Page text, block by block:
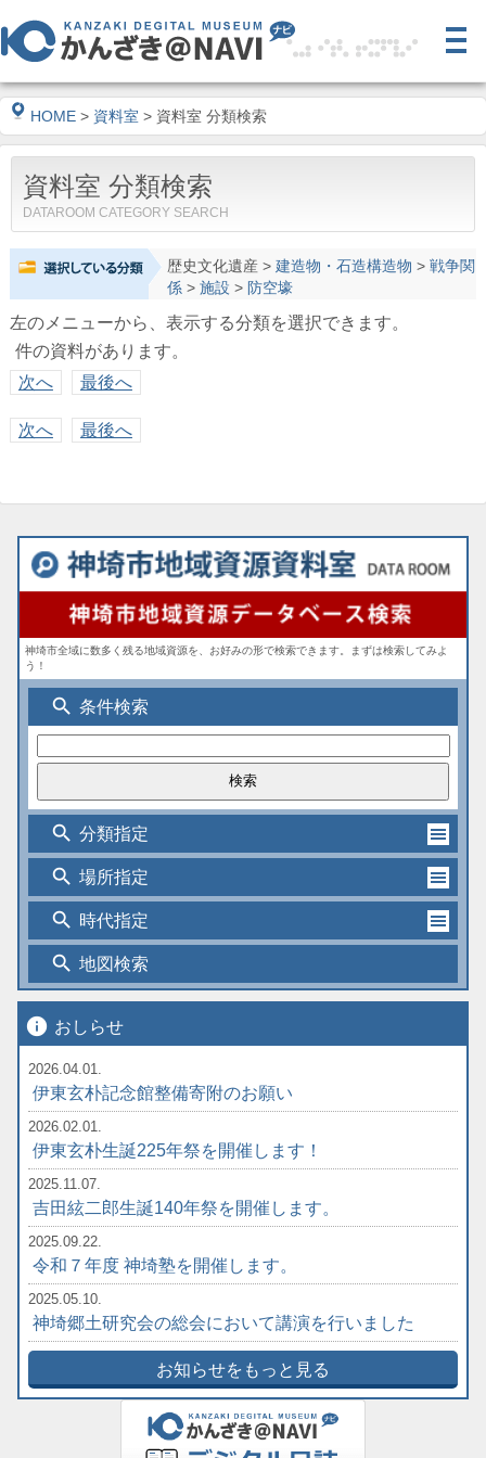
HOME > 資料室 > 資料室 分類検索
資料室 分類検索
DATAROOM CATEGORY SEARCH
歴史文化遺産> 建造物・石造構造物 > 戦争関
係> 施設 > 防空壕
左のメニューから、表示する分類を選択できます。
件の資料があります。
次へ
最後へ
次へ 最後へ
神埼市全域に数多く残る地域資源を、お好みの形で検索できます。まずは検索してみよ
う！
search 条件検索
search 分類指定
search 場所指定
search 時代指定
search 地図検索
info おしらせ
2026.04.01.
伊東玄朴記念館整備寄附のお願い
2026.02.01.
伊東玄朴生誕225年祭を開催します！
2025.11.07.
吉田絃二郎生誕140年祭を開催します。
2025.09.22.
令和７年度 神埼塾を開催します。
2025.05.10.
神埼郷土研究会の総会において講演を行いました
お知らせをもっと見る